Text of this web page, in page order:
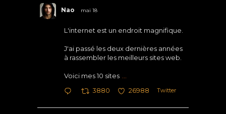
Nao mai 18
L'internet est un endroit magnifique.
J'ai passé les deux dernières années
à rassembler les meilleurs sites web.
Voici mes 10 sites ...
3880 26988 Twitter